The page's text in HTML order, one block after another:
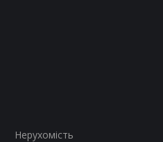
Нерухомість